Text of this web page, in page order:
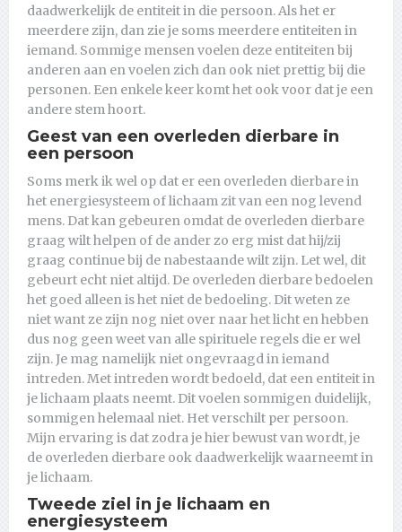
daadwerkelijk de entiteit in die persoon. Als het er
meerdere zijn, dan zie je soms meerdere entiteiten in
iemand. Sommige mensen voelen deze entiteiten bij
anderen aan en voelen zich dan ook niet prettig bij die
personen. Een enkele keer komt het ook voor dat je een
andere stem hoort.
Geest van een overleden dierbare in
een persoon
Soms merk ik wel op dat er een overleden dierbare in
het energiesysteem of lichaam zit van een nog levend
mens. Dat kan gebeuren omdat de overleden dierbare
graag wilt helpen of de ander zo erg mist dat hij/zij
graag continue bij de nabestaande wilt zijn. Let wel, dit
gebeurt echt niet altijd. De overleden dierbare bedoelen
het goed alleen is het niet de bedoeling. Dit weten ze
niet want ze zijn nog niet over naar het licht en hebben
dus nog geen weet van alle spirituele regels die er wel
zijn. Je mag namelijk niet ongevraagd in iemand
intreden. Met intreden wordt bedoeld, dat een entiteit in
je lichaam plaats neemt. Dit voelen sommigen duidelijk,
sommigen helemaal niet. Het verschilt per persoon.
Mijn ervaring is dat zodra je hier bewust van wordt, je
de overleden dierbare ook daadwerkelijk waarneemt in
je lichaam.
Tweede ziel in je lichaam en
energiesysteem